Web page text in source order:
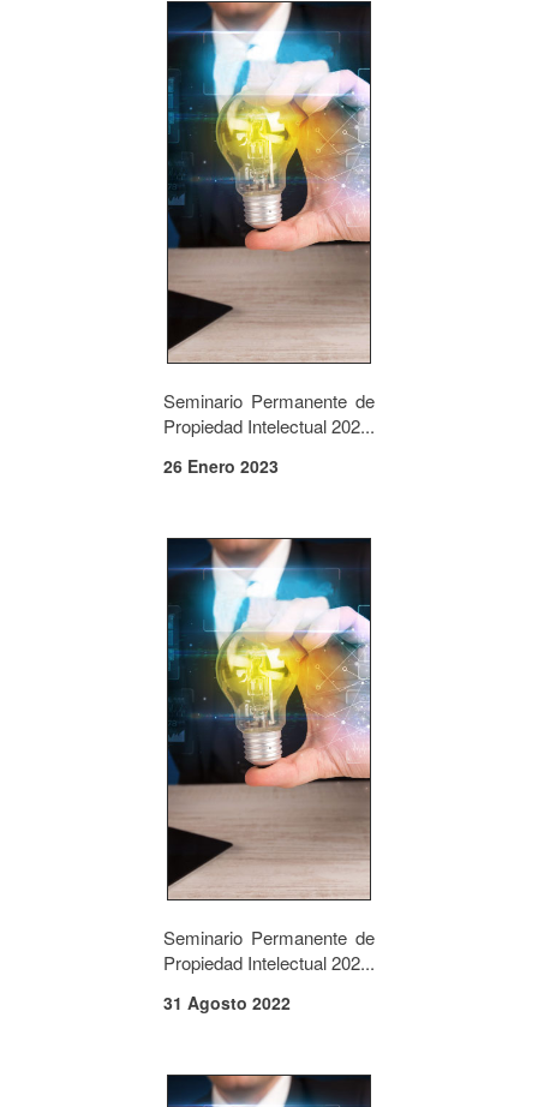
Seminario Permanente de
Propiedad Intelectual 202...
26 Enero 2023
Seminario Permanente de
Propiedad Intelectual 202...
31 Agosto 2022